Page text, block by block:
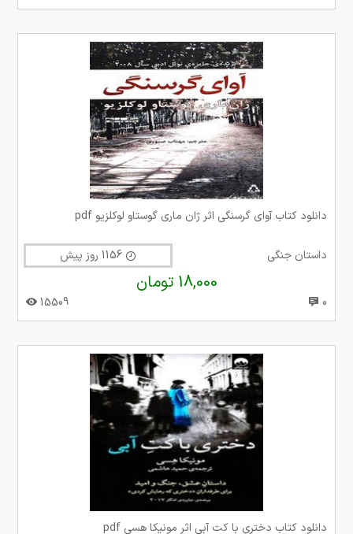
دانلود کتاب آوای گرسنگی اثر ژان ماری گوستاو لوکلزیو pdf
داستان جنگی
18,000 تومان
0
15509
دانلود کتاب دختری با کت آبی اثر مونیکا هسی pdf